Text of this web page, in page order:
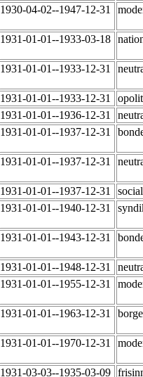
1930-04-02--1947-12-31
1931-01-01--1933-03-18
1931-01-01--1933-12-31
1931-01-01--1933-12-31
1931-01-01--1936-12-31
1931-01-01--1937-12-31
1931-01-01--1937-12-31
1931-01-01--1937-12-31
1931-01-01--1940-12-31
1931-01-01--1943-12-31
1931-01-01--1948-12-31
1931-01-01--1955-12-31
1931-01-01--1963-12-31
1931-01-01--1970-12-31
1931-03-03--1935-03-09